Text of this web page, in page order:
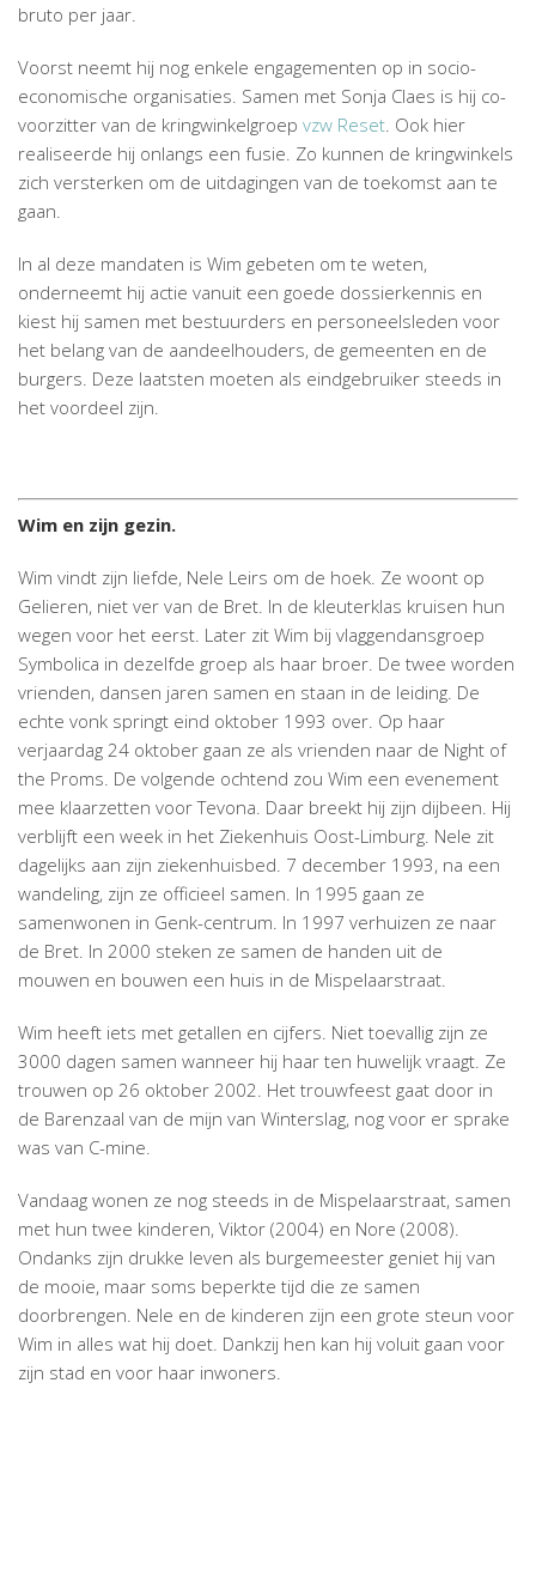
bruto per jaar.
Voorst neemt hij nog enkele engagementen op in socio-
economische organisaties. Samen met Sonja Claes is hij co-
voorzitter van de kringwinkelgroep vzw Reset. Ook hier
realiseerde hij onlangs een fusie. Zo kunnen de kringwinkels
zich versterken om de uitdagingen van de toekomst aan te
gaan.
In al deze mandaten is Wim gebeten om te weten,
onderneemt hij actie vanuit een goede dossierkennis en
kiest hij samen met bestuurders en personeelsleden voor
het belang van de aandeelhouders, de gemeenten en de
burgers. Deze laatsten moeten als eindgebruiker steeds in
het voordeel zijn.
Wim en zijn gezin.
Wim vindt zijn liefde, Nele Leirs om de hoek. Ze woont op
Gelieren, niet ver van de Bret. In de kleuterklas kruisen hun
wegen voor het eerst. Later zit Wim bij vlaggendansgroep
Symbolica in dezelfde groep als haar broer. De twee worden
vrienden, dansen jaren samen en staan in de leiding. De
echte vonk springt eind oktober 1993 over. Op haar
verjaardag 24 oktober gaan ze als vrienden naar de Night of
the Proms. De volgende ochtend zou Wim een evenement
mee klaarzetten voor Tevona. Daar breekt hij zijn dijbeen. Hij
verblijft een week in het Ziekenhuis Oost-Limburg. Nele zit
dagelijks aan zijn ziekenhuisbed. 7 december 1993, na een
wandeling, zijn ze officieel samen. In 1995 gaan ze
samenwonen in Genk-centrum. In 1997 verhuizen ze naar
de Bret. In 2000 steken ze samen de handen uit de
mouwen en bouwen een huis in de Mispelaarstraat.
Wim heeft iets met getallen en cijfers. Niet toevallig zijn ze
3000 dagen samen wanneer hij haar ten huwelijk vraagt. Ze
trouwen op 26 oktober 2002. Het trouwfeest gaat door in
de Barenzaal van de mijn van Winterslag, nog voor er sprake
was van C-mine.
Vandaag wonen ze nog steeds in de Mispelaarstraat, samen
met hun twee kinderen, Viktor (2004) en Nore (2008).
Ondanks zijn drukke leven als burgemeester geniet hij van
de mooie, maar soms beperkte tijd die ze samen
doorbrengen. Nele en de kinderen zijn een grote steun voor
Wim in alles wat hij doet. Dankzij hen kan hij voluit gaan voor
zijn stad en voor haar inwoners.